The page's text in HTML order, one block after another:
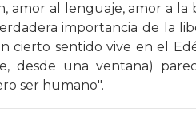
amor al lenguaje, amor a la
importancia de la
cierto sentido vive en el
desde una ventana)
ser humano".